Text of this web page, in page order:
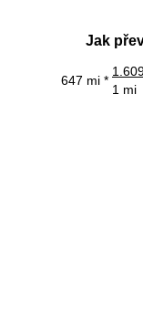
Jak
647 mi *
1 mi